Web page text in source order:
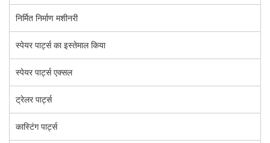
निर्मित निर्माण मशीनरी
स्पेयर पार्ट्स का इस्तेमाल किया
स्पेयर पार्ट्स एक्सल
ट्रेलर पार्ट्स
कास्टिंग पार्ट्स